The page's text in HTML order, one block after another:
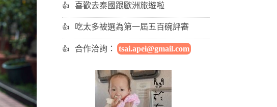
喜歡去泰國跟歐洲旅遊啦
吃太多被選為第一屆五百碗評審
合作洽詢： tsai.apei@gmail.com